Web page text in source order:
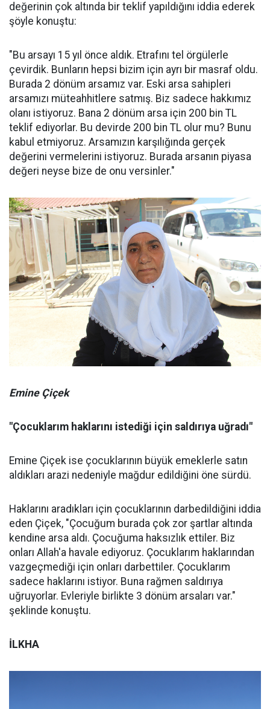
değerinin çok altında bir teklif yapıldığını iddia ederek
şöyle konuştu:
"Bu arsayı 15 yıl önce aldık. Etrafını tel örgülerle
çevirdik. Bunların hepsi bizim için ayrı bir masraf oldu.
Burada 2 dönüm arsamız var. Eski arsa sahipleri
arsamızı müteahhitlere satmış. Biz sadece hakkımız
olanı istiyoruz. Bana 2 dönüm arsa için 200 bin TL
teklif ediyorlar. Bu devirde 200 bin TL olur mu? Bunu
kabul etmiyoruz. Arsamızın karşılığında gerçek
değerini vermelerini istiyoruz. Burada arsanın piyasa
değeri neyse bize de onu versinler."
Emine Çiçek
"Çocuklarım haklarını istediği için saldırıya uğradı"
Emine Çiçek ise çocuklarının büyük emeklerle satın
aldıkları arazi nedeniyle mağdur edildiğini öne sürdü.
Haklarını aradıkları için çocuklarının darbedildiğini iddia
eden Çiçek, "Çocuğum burada çok zor şartlar altında
kendine arsa aldı. Çocuğuma haksızlık ettiler. Biz
onları Allah'a havale ediyoruz. Çocuklarım haklarından
vazgeçmediği için onları darbettiler. Çocuklarım
sadece haklarını istiyor. Buna rağmen saldırıya
uğruyorlar. Evleriyle birlikte 3 dönüm arsaları var."
şeklinde konuştu.
İLKHA